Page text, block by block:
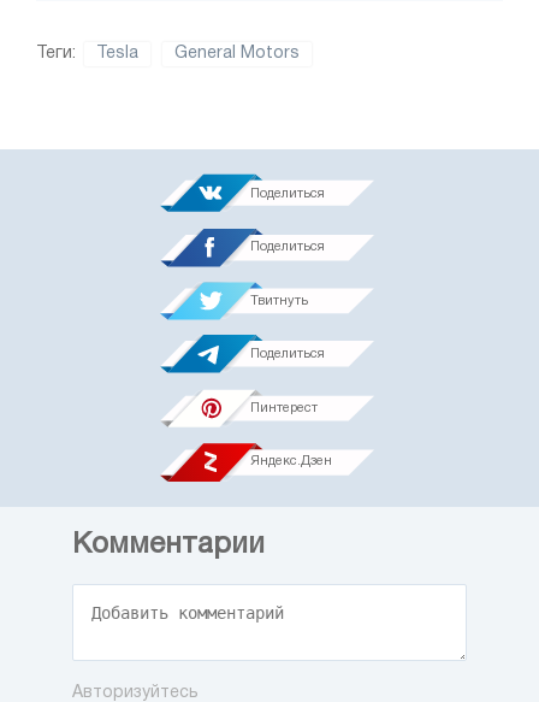
Теги: Tesla General Motors
Поделиться
Поделиться
Твитнуть
Поделиться
Пинтерест
Яндекс.Дзен
Комментарии
Авторизуйтесь